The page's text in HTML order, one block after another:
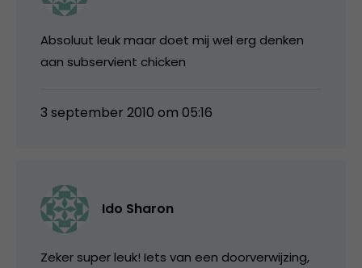
Absoluut leuk maar doet mij wel erg denken
aan subservient chicken
3 september 2010 om 05:16
Ido Sharon
Zeker super leuk! Iets van een doorverwijzing,